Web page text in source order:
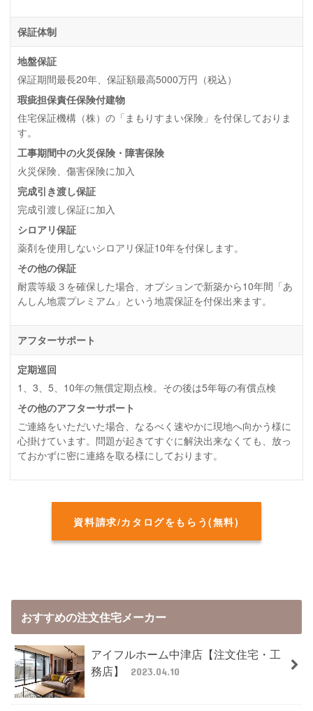
保証体制
地盤保証
保証期間最長20年、保証額最高5000万円（税込）
瑕疵担保責任保険付建物
住宅保証機構（株）の「まもりすまい保険」を付保しておりま
す。
工事期間中の火災保険・障害保険
火災保険、傷害保険に加入
完成引き渡し保証
完成引渡し保証に加入
シロアリ保証
薬剤を使用しないシロアリ保証10年を付保します。
その他の保証
耐震等級３を確保した場合、オプションで新築から10年間「あ
んしん地震プレミアム」という地震保証を付保出来ます。
アフターサポート
定期巡回
1、3、5、10年の無償定期点検。その後は5年毎の有償点検
その他のアフターサポート
ご連絡をいただいた場合、なるべく速やかに現地へ向かう様に
心掛けています。問題が起きてすぐに解決出来なくても、放っ
ておかずに密に連絡を取る様にしております。
資料請求/カタログをもらう(無料)
おすすめの注文住宅メーカー
アイフルホーム中津店【注文住宅・工
務店】
2023.04.10